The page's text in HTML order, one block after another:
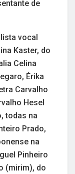
de
vocal
Kaster, do
Celina
Érika
Carvalho
Hesel
todas na
Prado,
na
Pinheiro
(mirim), do